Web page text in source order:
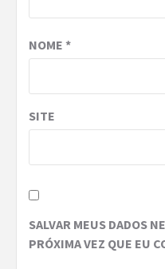
NOME *
SITE
SALVAR MEUS DADOS
PRÓXIMA VEZ QUE EU